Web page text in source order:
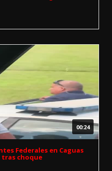
00:24
Federales en Caguas
choque